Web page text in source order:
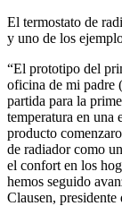
El termostato de
y uno de los
“El prototipo del
oficina de mi padre
partida para la
temperatura en una
producto
de radiador como
el confort en los
hemos seguido
Clausen,